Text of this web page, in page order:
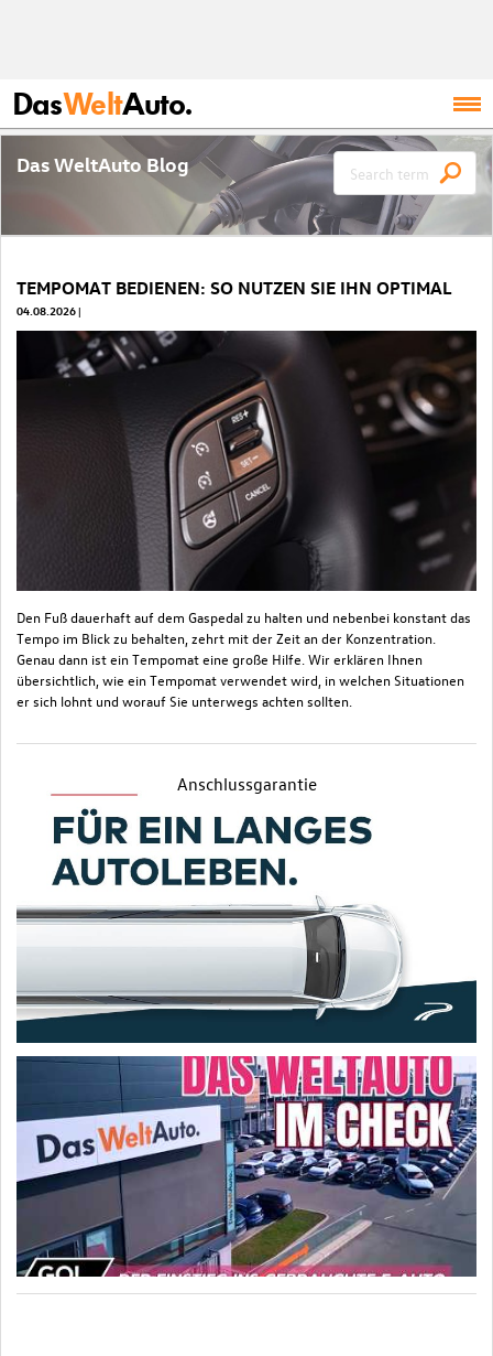
DasWeltAuto.
Das WeltAuto Blog
TEMPOMAT BEDIENEN: SO NUTZEN SIE IHN OPTIMAL
04.08.2026
Den Fuß dauerhaft auf dem Gaspedal zu halten und nebenbei konstant das
Tempo im Blick zu behalten, zehrt mit der Zeit an der Konzentration.
Genau dann ist ein Tempomat eine große Hilfe. Wir erklären Ihnen
übersichtlich, wie ein Tempomat verwendet wird, in welchen Situationen
er sich lohnt und worauf Sie unterwegs achten sollten.
Anschlussgarantie